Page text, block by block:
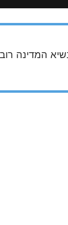
המדינה רובי